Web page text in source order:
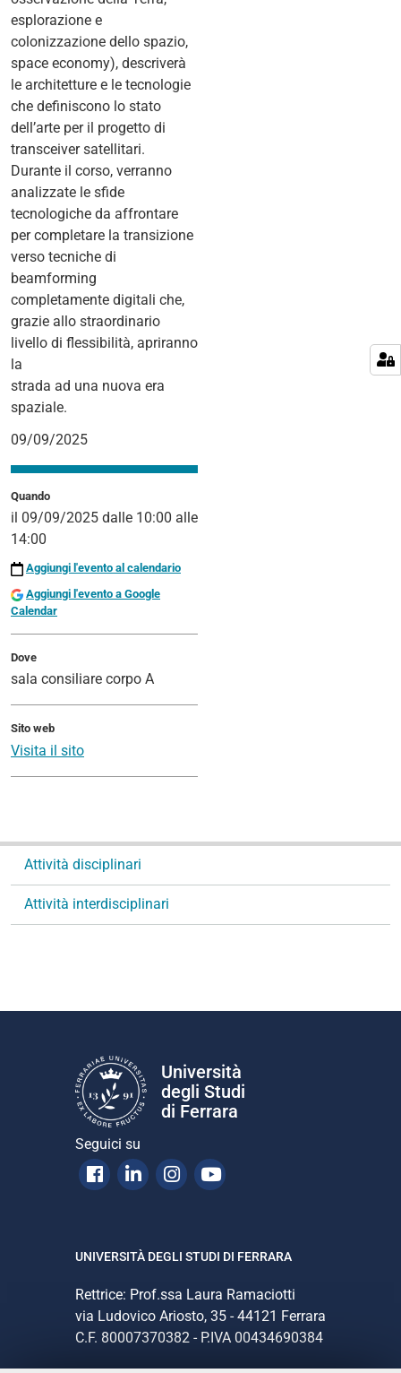
Quando
il 09/09/2025 dalle 10:00 alle
14:00
Aggiungi l'evento al calendario
Aggiungi l'evento a Google
Calendar
Dove
sala consiliare corpo A
Sito web
Visita il sito
esplorazione e
colonizzazione dello spazio,
space economy), descriverà
le architetture e le tecnologie
che definiscono lo stato
dell’arte per il progetto di
transceiver satellitari.
Durante il corso, verranno
analizzate le sfide
tecnologiche da affrontare
per completare la transizione
verso tecniche di
beamforming
completamente digitali che,
grazie allo straordinario
livello di flessibilità, apriranno
la
strada ad una nuova era
spaziale.
09/09/2025
Attività disciplinari
Attività interdisciplinari
Università
degli Studi
di Ferrara
Seguici su
Facebook
LinkedinInstagram
Youtube
UNIVERSITÀ DEGLI STUDI DI FERRARA
Rettrice: Prof.ssa Laura Ramaciotti
via Ludovico Ariosto, 35 - 44121 Ferrara
C.F. 80007370382 - P.IVA 00434690384